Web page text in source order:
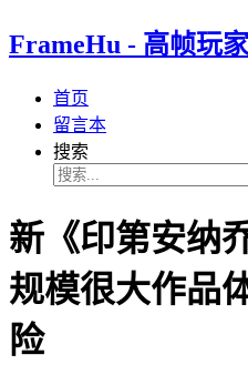
FrameHu - 高帧玩
首页
留言本
搜索
新《印第安纳
规模很大作品
险